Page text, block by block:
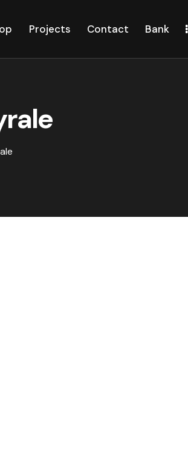
Projects Contact Bank